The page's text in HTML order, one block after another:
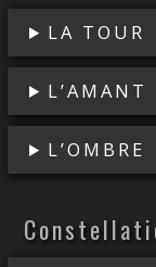
LA TOUR
L’AMANT
L’OMBRE